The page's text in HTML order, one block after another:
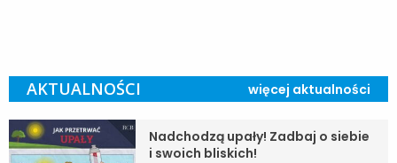
AKTUALNOŚCI więcej aktualności
Nadchodzą upały! Zadbaj o siebie
i swoich bliskich!